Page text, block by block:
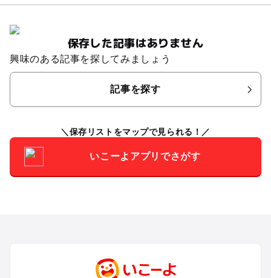
保存した記事はありません
興味のある記事を探してみましょう
記事を探す
保存リストをマップで見られる！
いこーよアプリでさがす